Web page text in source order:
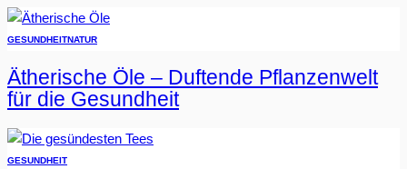
GESUNDHEITNATUR
Ätherische Öle – Duftende Pflanzenwelt
für die Gesundheit
GESUNDHEIT